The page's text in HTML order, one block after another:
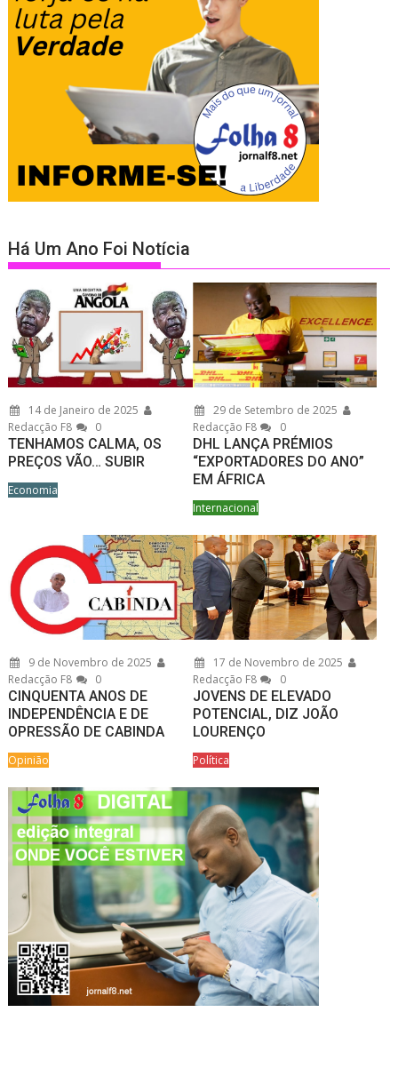
Há Um Ano Foi Notícia
14 de Janeiro de 2025
Redacção F8
0
TENHAMOS CALMA, OS
PREÇOS VÃO… SUBIR
Economia
29 de Setembro de 2025
Redacção F8
0
DHL LANÇA PRÉMIOS
“EXPORTADORES DO ANO”
EM ÁFRICA
Internacional
9 de Novembro de 2025
Redacção F8
0
CINQUENTA ANOS DE
INDEPENDÊNCIA E DE
OPRESSÃO DE CABINDA
Opinião
17 de Novembro de 2025
Redacção F8
0
JOVENS DE ELEVADO
POTENCIAL, DIZ JOÃO
LOURENÇO
Política